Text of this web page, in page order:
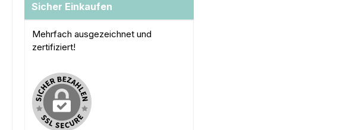
Sicher Einkaufen
Mehrfach ausgezeichnet und
zertifiziert!